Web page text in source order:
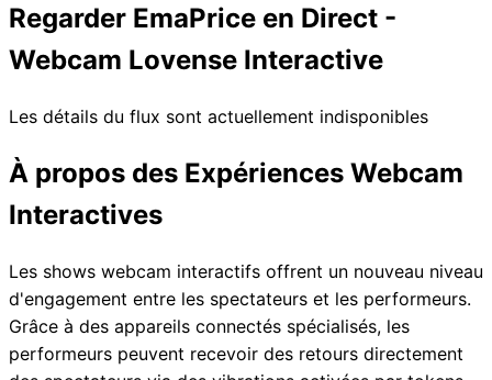
Regarder EmaPrice en Direct -
Webcam Lovense Interactive
Les détails du flux sont actuellement indisponibles
À propos des Expériences Webcam
Interactives
Les shows webcam interactifs offrent un nouveau niveau
d'engagement entre les spectateurs et les performeurs.
Grâce à des appareils connectés spécialisés, les
performeurs peuvent recevoir des retours directement